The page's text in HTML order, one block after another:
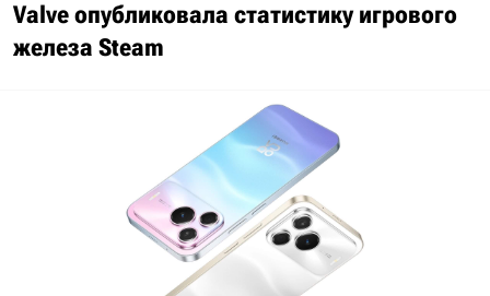
Valve опубликовала статистику игрового
железа Steam